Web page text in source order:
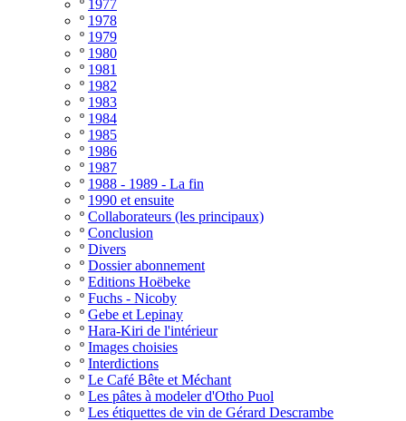
º 1977
º 1978
º 1979
º 1980
º 1981
º 1982
º 1983
º 1984
º 1985
º 1986
º 1987
º 1988 - 1989 - La fin
º 1990 et ensuite
º Collaborateurs (les principaux)
º Conclusion
º Divers
º Dossier abonnement
º Editions Hoëbeke
º Fuchs - Nicoby
º Gebe et Lepinay
º Hara-Kiri de l'intérieur
º Images choisies
º Interdictions
º Le Café Bête et Méchant
º Les pâtes à modeler d'Otho Puol
º Les étiquettes de vin de Gérard Descrambe